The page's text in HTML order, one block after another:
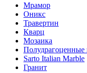
Мрамор
Оникс
Травертин
Кварц
Мозаика
Полудрагоценные
Sarto Italian Marble
Гранит